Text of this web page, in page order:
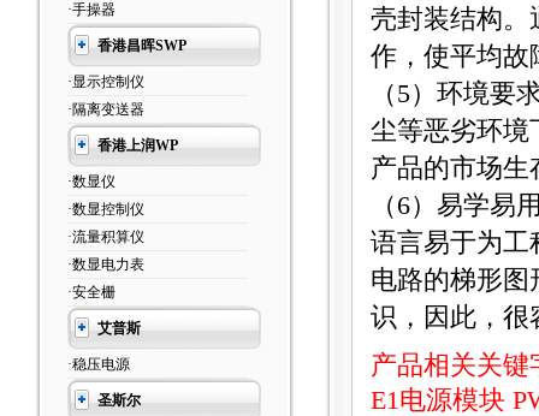
·手操器
香港昌晖SWP
·显示控制仪
·隔离变送器
香港上润WP
·数显仪
·数显控制仪
·流量积算仪
·数显电力表
·安全栅
艾普斯
·稳压电源
圣斯尔
壳封装结构。
作，使平均故
（5）环境要
尘等恶劣环境
产品的市场生
（6）易学易
语言易于为工
电路的梯形图
识，因此，很
产品相关关
E1电源模块